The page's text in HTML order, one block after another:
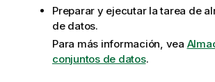
Preparar y ejecutar la tarea de
de datos.
Para más información, vea
conjuntos de datos.